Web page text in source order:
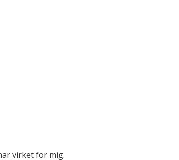
virket for mig.